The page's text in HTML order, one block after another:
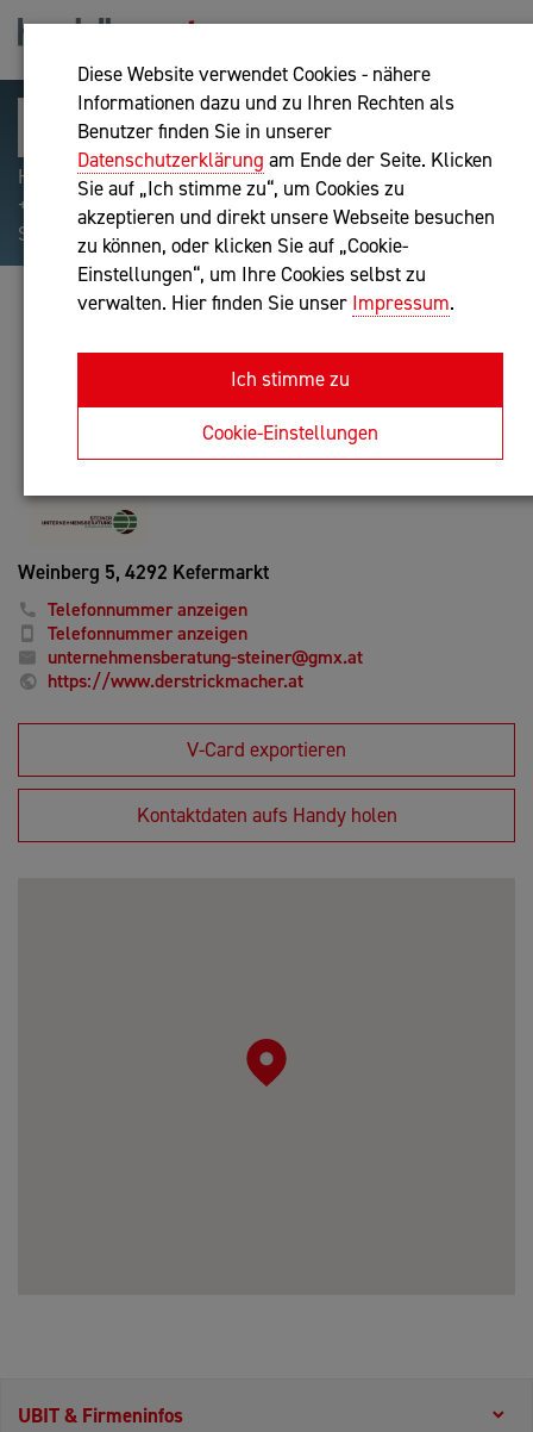
Diese Website verwendet Cookies - nähere
Informationen dazu und zu Ihren Rechten als
Benutzer finden Sie in unserer
Datenschutzerklärung am Ende der Seite. Klicken
Sie auf „Ich stimme zu“, um Cookies zu
akzeptieren und direkt unsere Webseite besuchen
zu können, oder klicken Sie auf „Cookie-
Einstellungen“, um Ihre Cookies selbst zu
verwalten. Hier finden Sie unser Impressum.
Ich stimme zu
Cookie-Einstellungen
Hilfreiche Suchparameter: Begriff einschließen:
+webshop, Begriff ausschließen: -webshop, Exakter
Suchbegriff: "internet of things"
BERNHARD STEINER
Unternehmensberatung
Anfrage oder Rückruf
Weinberg 5, 4292 Kefermarkt
Telefonnummer anzeigen
Telefonnummer anzeigen
unternehmensberatung-steiner@gmx.at
https://www.derstrickmacher.at
V-Card exportieren
Kontaktdaten aufs Handy holen
UBIT & Firmeninfos